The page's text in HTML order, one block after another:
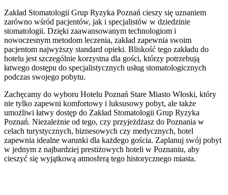
Zakład Stomatologii Grup Ryzyka Poznań cieszy się uznaniem
zarówno wśród pacjentów, jak i specjalistów w dziedzinie
stomatologii. Dzięki zaawansowanym technologiom i
nowoczesnym metodom leczenia, zakład zapewnia swoim
pacjentom najwyższy standard opieki. Bliskość tego zakładu do
hotelu jest szczególnie korzystna dla gości, którzy potrzebują
łatwego dostępu do specjalistycznych usług stomatologicznych
podczas swojego pobytu.
Zachęcamy do wyboru Hotelu Poznań Stare Miasto Włoski, który
nie tylko zapewni komfortowy i luksusowy pobyt, ale także
umożliwi łatwy dostęp do Zakład Stomatologii Grup Ryzyka
Poznań. Niezależnie od tego, czy przyjeżdżasz do Poznania w
celach turystycznych, biznesowych czy medycznych, hotel
zapewnia idealne warunki dla każdego gościa. Zaplanuj swój pobyt
w jednym z najbardziej prestiżowych hoteli w Poznaniu, aby
cieszyć się wyjątkową atmosferą tego historycznego miasta.